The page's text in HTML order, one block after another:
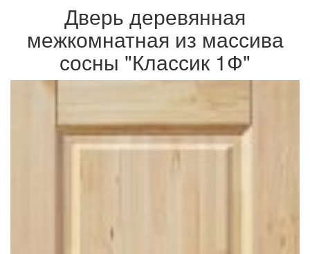
Дверь деревянная
межкомнатная из массива
сосны "Классик 1Ф"